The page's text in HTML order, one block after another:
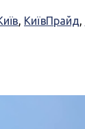
, КиївПрайд,